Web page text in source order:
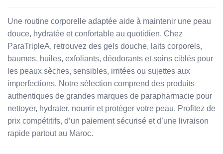
Une routine corporelle adaptée aide à maintenir une peau
douce, hydratée et confortable au quotidien. Chez
ParaTripleA, retrouvez des gels douche, laits corporels,
baumes, huiles, exfoliants, déodorants et soins ciblés pour
les peaux sèches, sensibles, irritées ou sujettes aux
imperfections. Notre sélection comprend des produits
authentiques de grandes marques de parapharmacie pour
nettoyer, hydrater, nourrir et protéger votre peau. Profitez de
prix compétitifs, d’un paiement sécurisé et d’une livraison
rapide partout au Maroc.